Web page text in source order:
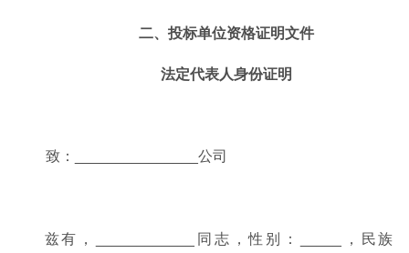
二、 投标单位资格证明文件
法定代表人身份证明
致： _______________公司
兹有，
____________同志，性别：_____，民族